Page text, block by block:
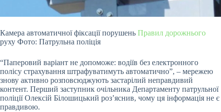
Камера автоматичної фіксації порушень Правил дорожнього
руху Фото: Патрульна поліція
“Паперовий варіант не допоможе: водіїв без електронного
полісу страхування штрафуватимуть автоматично”, – мережею
знову активно розповсюджують застарілий неправдивий
контент. Перший заступник очільника Департаменту патрульної
поліції Олексій Білошицький роз’яснив, чому ця інформація не є
правдивою.